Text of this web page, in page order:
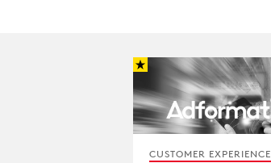
CUSTOMER EXPERIENCE